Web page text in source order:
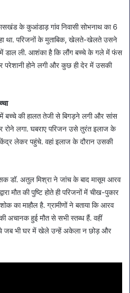
के कुआंडाड़ गांव निवासी सोभनाथ का 6
था. परिजनों के मुताबिक, खेलते-खेलते उसने
डाल ली. आशंका है कि लौंग बच्चे के गले में फंस
होने लगी और कुछ ही देर में उसकी
बच्चे की हालत तेजी से बिगड़ने लगी और सांस
रोने लगा. घबराए परिजन उसे तुरंत इलाज के
केंद्र लेकर पहुंचे. वहां इलाज के दौरान उसकी
डॉ. अतुल मिश्रा ने जांच के बाद मासूम आरव
मौत की पुष्टि होते ही परिजनों में चीख-पुकार
का माहौल है. ग्रामीणों ने बताया कि आरव
अचानक हुई मौत से सभी स्तब्ध हैं. वहीं
जब भी घर में खेले उन्हें अकेला न छोड़ और